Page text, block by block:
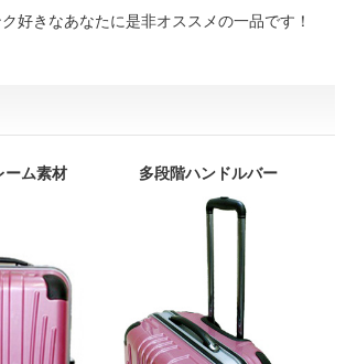
好きなあなたに是非オススメの一品です！
ーム素材 多段階ハンドルバー